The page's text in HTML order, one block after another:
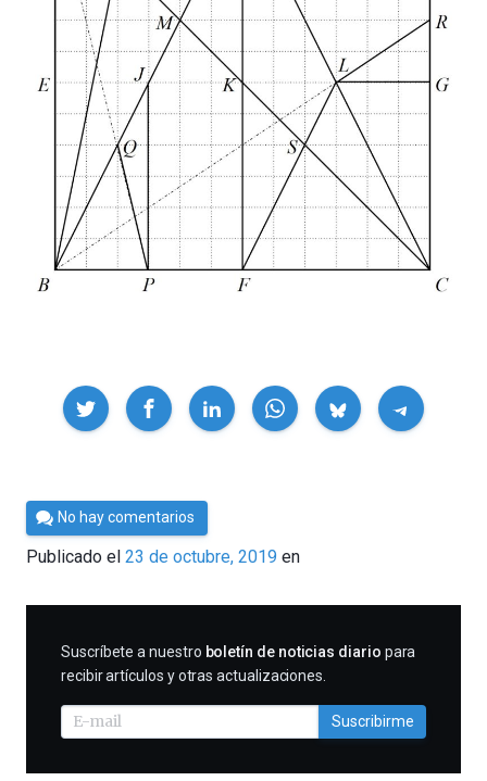
Compartir
Por
César
Tomé
No hay comentarios
Publicado el 23 de octubre, 2019 en
SUSCRIBIRME
Suscríbete a nuestro boletín de noticias diario para
recibir artículos y otras actualizaciones.
Suscribirme